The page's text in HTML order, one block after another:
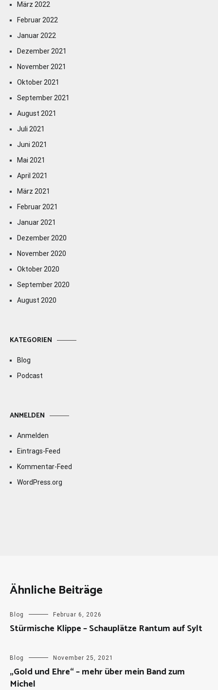
März 2022
Februar 2022
Januar 2022
Dezember 2021
November 2021
Oktober 2021
September 2021
August 2021
Juli 2021
Juni 2021
Mai 2021
April 2021
März 2021
Februar 2021
Januar 2021
Dezember 2020
November 2020
Oktober 2020
September 2020
August 2020
KATEGORIEN
Blog
Podcast
ANMELDEN
Anmelden
Eintrags-Feed
Kommentar-Feed
WordPress.org
Ähnliche Beiträge
Blog Februar 6, 2026
Stürmische Klippe – Schauplätze Rantum auf Sylt
Blog November 25, 2021
„Gold und Ehre“ – mehr über mein Band zum
Michel